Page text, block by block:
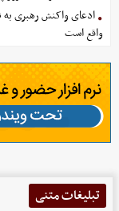
ادعای واکنش رهبری
واقع است
تبلیغات متنی